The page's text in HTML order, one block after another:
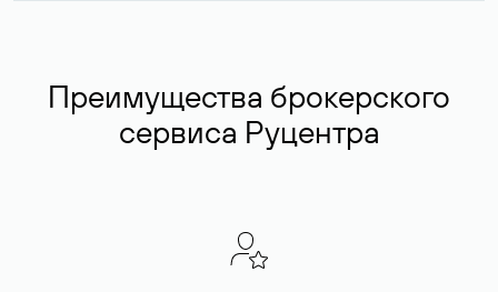
Преимущества брокерского
сервиса Руцентра